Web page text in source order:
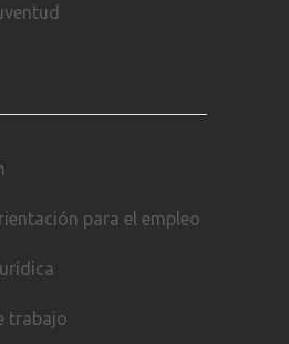
para el empleo
trabajo